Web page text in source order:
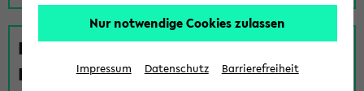
Fragen zu im eKVV verwalteten
Räumen
Nur notwendige Cookies zulassen
Impressum Datenschutz Barrierefreiheit